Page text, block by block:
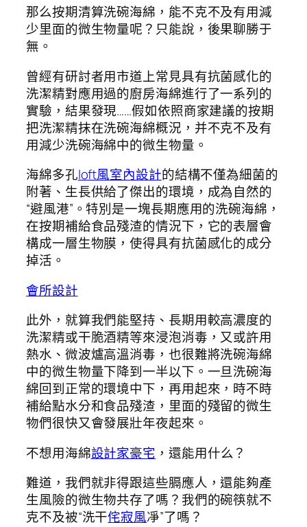
那么按期清算洗碗海綿，能不克不及有用減
少里面的微生物量呢？只能說，後果聊勝于
無。
曾經有研討者用市道上常見具有抗菌感化的
洗潔精對應用過的廚房海綿進行了一系列的
實驗，結果發現……假如依照商家建議的按期
把洗潔精抹在洗碗海綿概況，并不克不及有
用減少洗碗海綿中的微生物量。
海綿多孔loft風室內設計的結構不僅為細菌的
附著、生長供給了傑出的環境，成為自然的
“避風港”。特別是一塊長期應用的洗碗海綿，
在按期補給食品殘渣的情況下，它的表層會
構成一層生物膜，使得具有抗菌感化的成分
掉活。
會所設計
此外，就算我們能堅持、長期用較高濃度的
洗潔精或干脆酒精等來浸泡消毒，又或許用
熱水、微波爐高溫消毒，也很難將洗碗海綿
中的微生物量下降到一半以下。一旦洗碗海
綿回到正常的環境中下，再用起來，時不時
補給點水分和食品殘渣，里面的殘留的微生
物們很快又會發展壯年夜起來。
不想用海綿設計家豪宅 ，還能用什么？
難道，我們就非得跟這些膈應人，還能夠產
生風險的微生物共存了嗎？我們的碗筷就不
克不及被“洗干侘寂風凈”了嗎？